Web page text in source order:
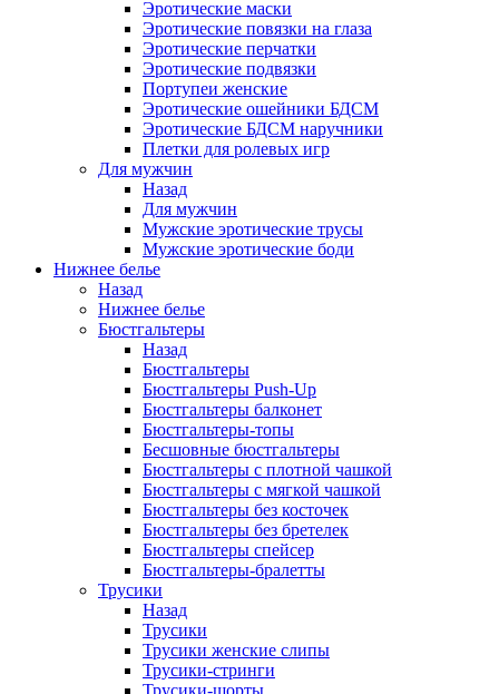
Эротические маски
Эротические повязки на глаза
Эротические перчатки
Эротические подвязки
Портупеи женские
Эротические ошейники БДСМ
Эротические БДСМ наручники
Плетки для ролевых игр
Для мужчин
Назад
Для мужчин
Мужские эротические трусы
Мужские эротические боди
Нижнее белье
Назад
Нижнее белье
Бюстгальтеры
Назад
Бюстгальтеры
Бюстгальтеры Push-Up
Бюстгальтеры балконет
Бюстгальтеры-топы
Бесшовные бюстгальтеры
Бюстгальтеры с плотной чашкой
Бюстгальтеры с мягкой чашкой
Бюстгальтеры без косточек
Бюстгальтеры без бретелек
Бюстгальтеры спейсер
Бюстгальтеры-бралетты
Трусики
Назад
Трусики
Трусики женские слипы
Трусики-стринги
Трусики-шорты